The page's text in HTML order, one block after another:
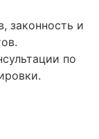
законность и
по